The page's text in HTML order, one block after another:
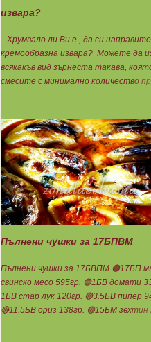
така: 🥧1- ви слой от кексово тесто
сливи Канелата поръсих след
не е много натрапчива и в голямо
Сладкиша изпекох в загрята фурна
градуса , докато бялата смес стане
извара?
Хрумвало ли Ви е , да си
кремообразна извара? Можете да
всякакъв вид зърнеста такава,
смесите с минимално количество
Намачквате добре с вилица , или
абсолютно гладък крем с пасатор.
Ви, че става невероятно вкусно и
приготвяне на всякакви плодови
крем за торти, за всякакви разядки
Ако изварата е обезмаслена
удвоявате мазнините. Ако не е,
нискомаслен продукт. Можете да си
съхранявате в хладилник за няколко
кремче... 🟢1БП извара 50гр. 🟢1БВ
🟠1БМ орех 1бр. Ванилия Нека да ни е
заедно! Люси
Пълнени чушки за 17БПВМ
Пълнени чушки за 17БВПМ 🟠17БП
свинско месо 595гр. 🟢1БВ домати
1БВ стар лук 120гр. 🟢3.5БВ пипер
🔴11.5БВ ориз 138гр. 🟢15БМ зехтин